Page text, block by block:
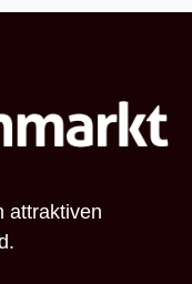
attraktiven